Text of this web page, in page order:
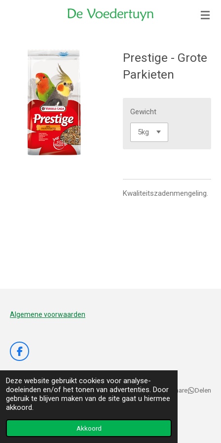
Deze website gebruikt cookies voor analyse-
doeleinden en/of het tonen van advertenties. Door
gebruik te blijven maken van de site gaat u hiermee
akkoord.
Akkoord
Prestige - Grote
Parkieten
Gewicht
Kwaliteitszadenmengeling.
Algemene voorwaarden
F
a
c
e
b
o
o
k
Delen Deel Share Delen
© 2020 - 2026 De Voedertuyn